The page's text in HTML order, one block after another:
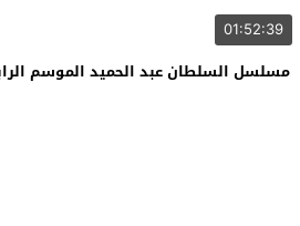
01:52:39
مسلسل السلطان عبد الحميد الموسم الرابع